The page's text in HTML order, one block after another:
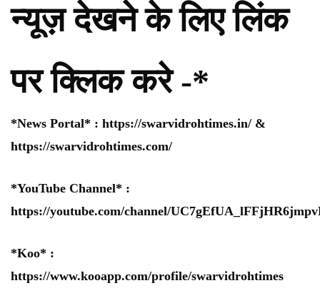
न्यूज़ देखने के लिए लिंक
पर क्लिक करे -*
*News Portal* : https://swarvidrohtimes.in/ &
https://swarvidrohtimes.com/
*YouTube Channel* :
https://youtube.com/channel/
*Koo* :
https://www.kooapp.com/profile/swarvidrohtimes